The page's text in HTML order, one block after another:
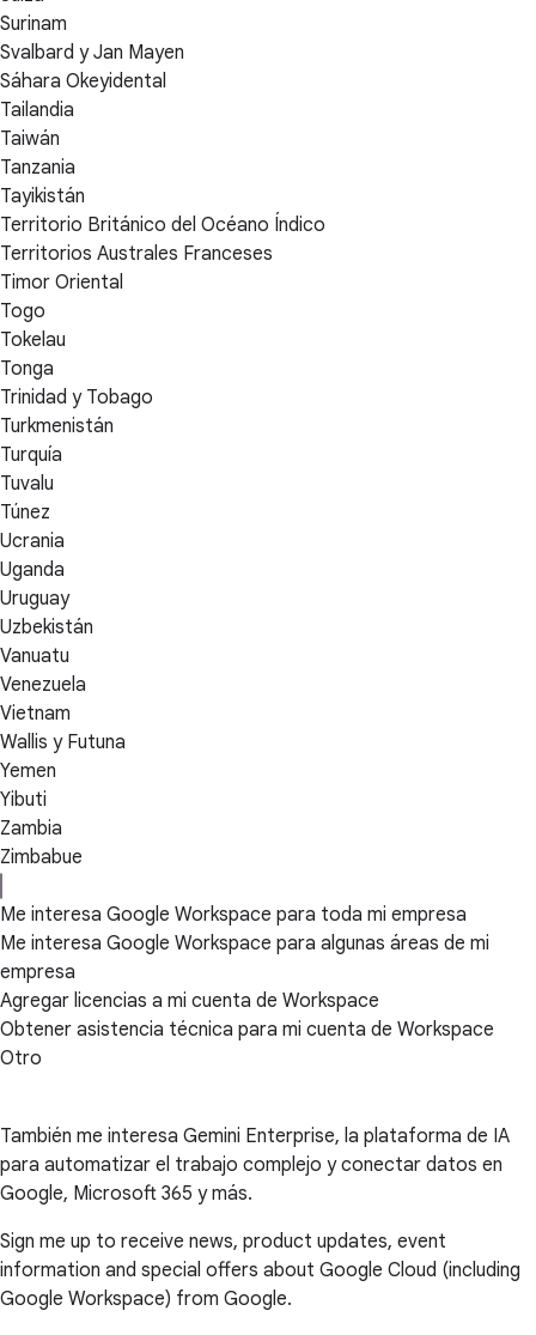
Surinam
Svalbard y Jan Mayen
Sáhara Okeyidental
Tailandia
Taiwán
Tanzania
Tayikistán
Territorio Británico del Océano Índico
Territorios Australes Franceses
Timor Oriental
Togo
Tokelau
Tonga
Trinidad y Tobago
Turkmenistán
Turquía
Tuvalu
Túnez
Ucrania
Uganda
Uruguay
Uzbekistán
Vanuatu
Venezuela
Vietnam
Wallis y Futuna
Yemen
Yibuti
Zambia
Zimbabue
Me interesa Google Workspace para toda mi empresa
Me interesa Google Workspace para algunas áreas de mi
empresa
Agregar licencias a mi cuenta de Workspace
Obtener asistencia técnica para mi cuenta de Workspace
Otro
También me interesa Gemini Enterprise, la plataforma de IA
para automatizar el trabajo complejo y conectar datos en
Google, Microsoft 365 y más.
Sign me up to receive news, product updates, event
information and special offers about Google Cloud (including
Google Workspace) from Google.